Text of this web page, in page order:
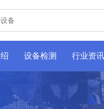
设备检测 行业资讯